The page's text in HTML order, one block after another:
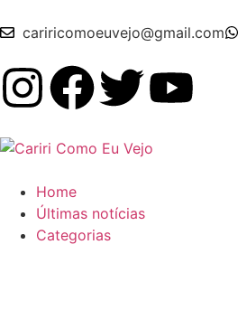
cariricomoeuvejo@gmail.com
Home
Últimas notícias
Categorias